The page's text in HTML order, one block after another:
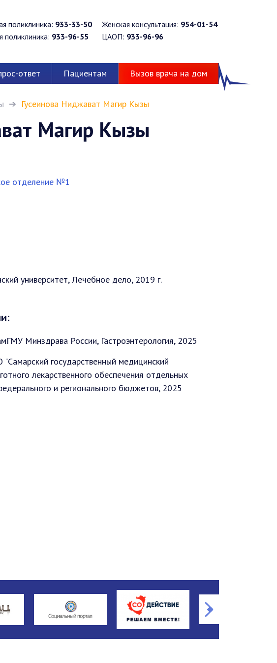
поликлиника: 933-33-50
поликлиника: 933-96-55
Женская консультация: 954-01-54
ЦАОП: 933-96-96
ответ Пациентам Вызов врача на дом
Гусеинова Ниджават Магир Кызы
Магир Кызы
отделение №1
университет, Лечебное дело, 2019 г.
Минздрава России, Гастроэнтерология, 2025
государственный медицинский
лекарственного обеспечения отдельных
и регионального бюджетов, 2025